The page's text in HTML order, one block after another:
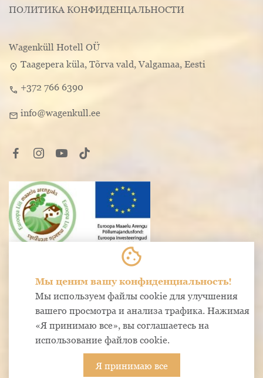
ПОЛИТИКА КОНФИДЕНЦАЛЬНОСТИ
Wagenküll Hotell OÜ
location_on Taagepera küla, Tõrva vald, Valgamaa, Eesti
call +372 766 6390
mail info@wagenkull.ee
Система бронирования SALBOS
cookie
Мы ценим вашу конфиденциальность!
Мы используем файлы cookie для улучшения
вашего просмотра и анализа трафика. Нажимая
«Я принимаю все», вы соглашаетесь на
использование файлов cookie.
Я принимаю все